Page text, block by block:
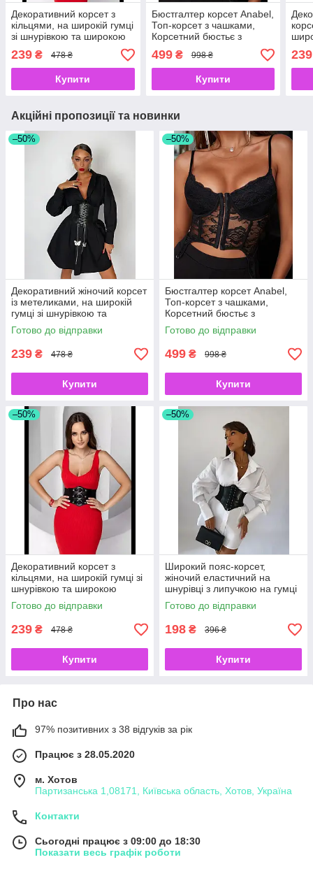
Декоративний корсет з
кільцями, на широкій гумці
зі шнурівкою та широкою
липучкою ззаду, чорний
розмір талії: 80-100 см
239 ₴ 478 ₴
Купити
Бюстгалтер корсет Anabel,
Топ-корсет з чашками,
Корсетний бюстьє з
мереживом, Корсет зі
шнурівкою на спині S,
чорний
499₴ 998 ₴
Купити
та
239
Акційні пропозиції та новинки
–50%
Декоративний жіночий корсет
із метеликами, на широкій
гумці зі шнурівкою та
широкою липучкою ззаду,
чорний розмір талії: 60-78 см
Готово до відправки
239 ₴ 478 ₴
Купити
–50%
Бюстгалтер корсет Anabel,
Топ-корсет з чашками,
Корсетний бюстьє з
мереживом, Корсет зі
шнурівкою на спині S, чорний
Готово до відправки
499 ₴ 998 ₴
Купити
–50%
Декоративний корсет з
кільцями, на широкій гумці зі
шнурівкою та широкою
липучкою ззаду, чорний
розмір талії: 80-100 см
Готово до відправки
239 ₴ 478 ₴
Купити
–50%
Широкий пояс-корсет,
жіночий еластичний на
шнурівці з липучкою на гумці
з екошкіри та регульованим
розміром 58-75 см чорний.
Готово до відправки
198 ₴ 396 ₴
Купити
Про нас
97% позитивних з 38 відгуків за рік
Працює з 28.05.2020
м. Хотов
Партизанська 1,08171, Київська область, Хотов, Україна
Контакти
Сьогодні працює з 09:00 до 18:30
Показати весь графік роботи